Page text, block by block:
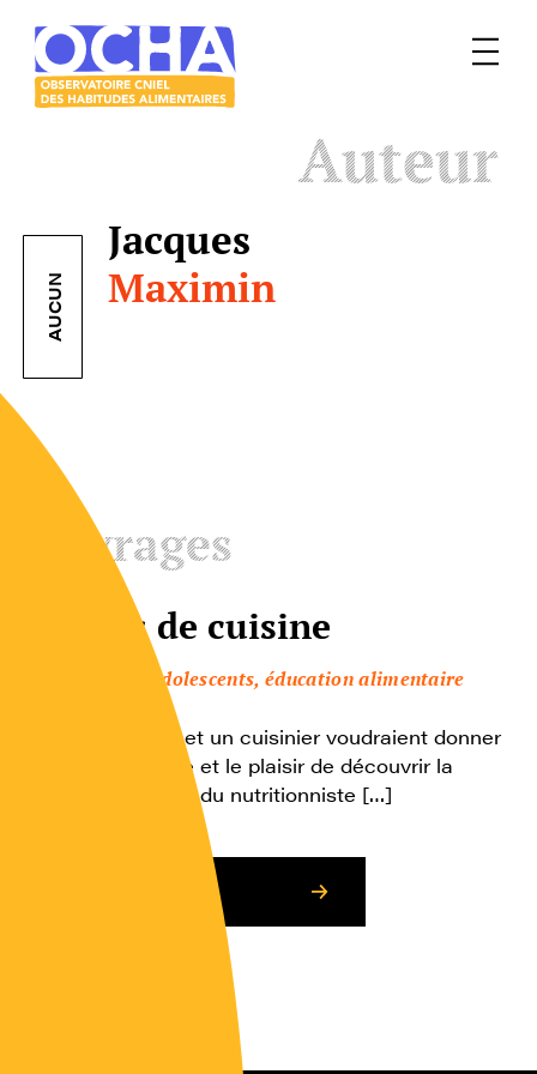
Menu
Auteur
AUCUN
Jacques
Maximin
Ouvrages
Toqués de cuisine
Enfants, adolescents, éducation alimentaire
Une gourmande et un cuisinier voudraient donner
aux jeunes l’envie et le plaisir de découvrir la
gastronomie. Avis du nutritionniste […]